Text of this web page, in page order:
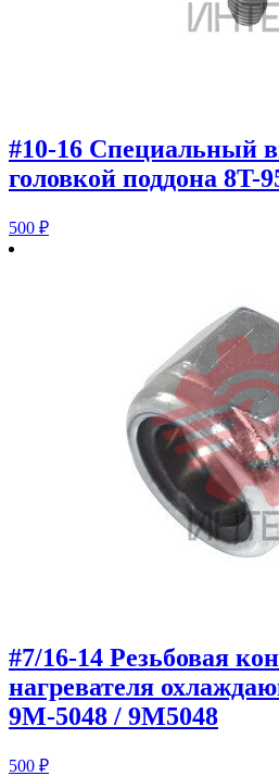
#10-16 Специальный
головкой поддона 8T-
500 ₽
#7/16-14 Резьбовая
нагревателя
9M-5048 / 9M5048
500 ₽